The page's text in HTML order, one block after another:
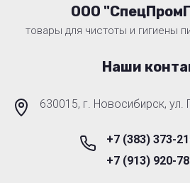
ООО
товары для чистоты и гигиены
Наши
630015, г. Новосибирск, ул.
+7 (383) 373-
+7 (913) 920-